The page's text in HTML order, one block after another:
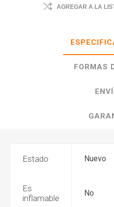
AGREGAR A LA
FORMAS
Estado Nuevo
Es
inflamable
No